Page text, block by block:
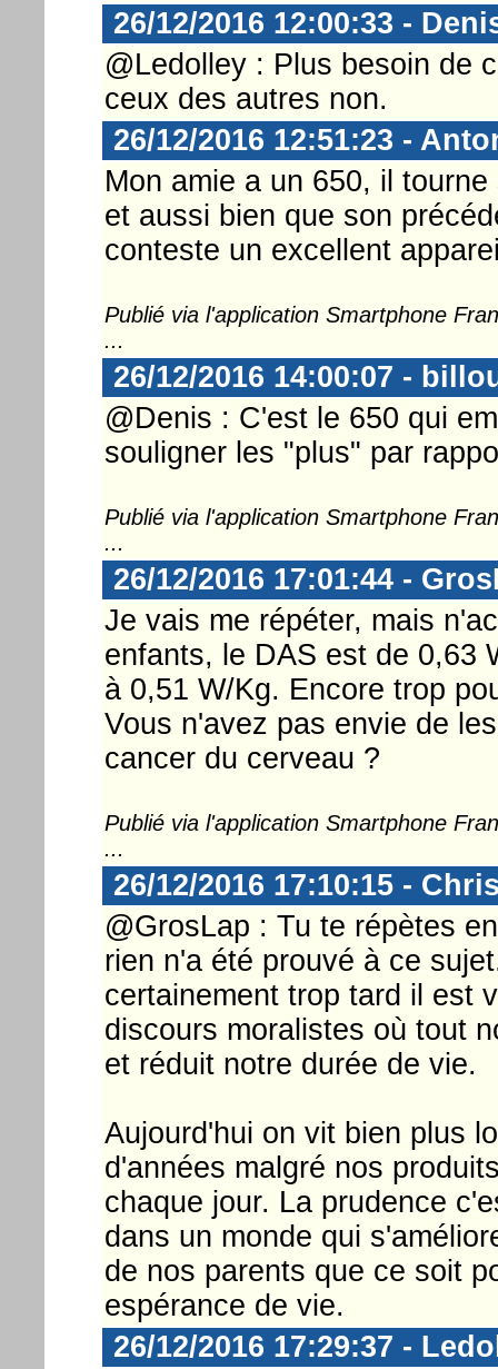
26/12/2016 12:00:33 -
@Ledolley : Plus besoin de
ceux des autres non.
26/12/2016 12:51:23 -
Mon amie a un 650, il
et aussi bien que son
conteste un excellent
Publié via l'application Smartphone
...
26/12/2016 14:00:07 -
@Denis : C'est le 650 qui
souligner les "plus" par
Publié via l'application Smartphone
...
26/12/2016 17:01:44 -
Je vais me répéter, mais
enfants, le DAS est de 0,63
à 0,51 W/Kg. Encore trop
Vous n'avez pas envie de
cancer du cerveau ?
Publié via l'application Smartphone
...
26/12/2016 17:10:15 -
@GrosLap : Tu te répètes
rien n'a été prouvé à ce
certainement trop tard il est
discours moralistes où tout
et réduit notre durée de vie.
Aujourd'hui on vit bien plus
d'années malgré nos
chaque jour. La prudence
dans un monde qui
de nos parents que ce soit
espérance de vie.
26/12/2016 17:29:37 -